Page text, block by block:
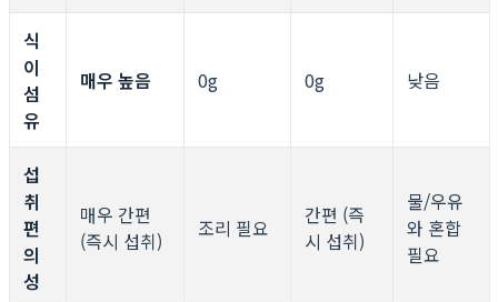
식
이
섬
유
매우 높음 0g 0g 낮음
섭
취
편
의
성
매우 간편
(즉시 섭취)
조리 필요
간편 (즉
시 섭취)
물/우유
와 혼합
필요